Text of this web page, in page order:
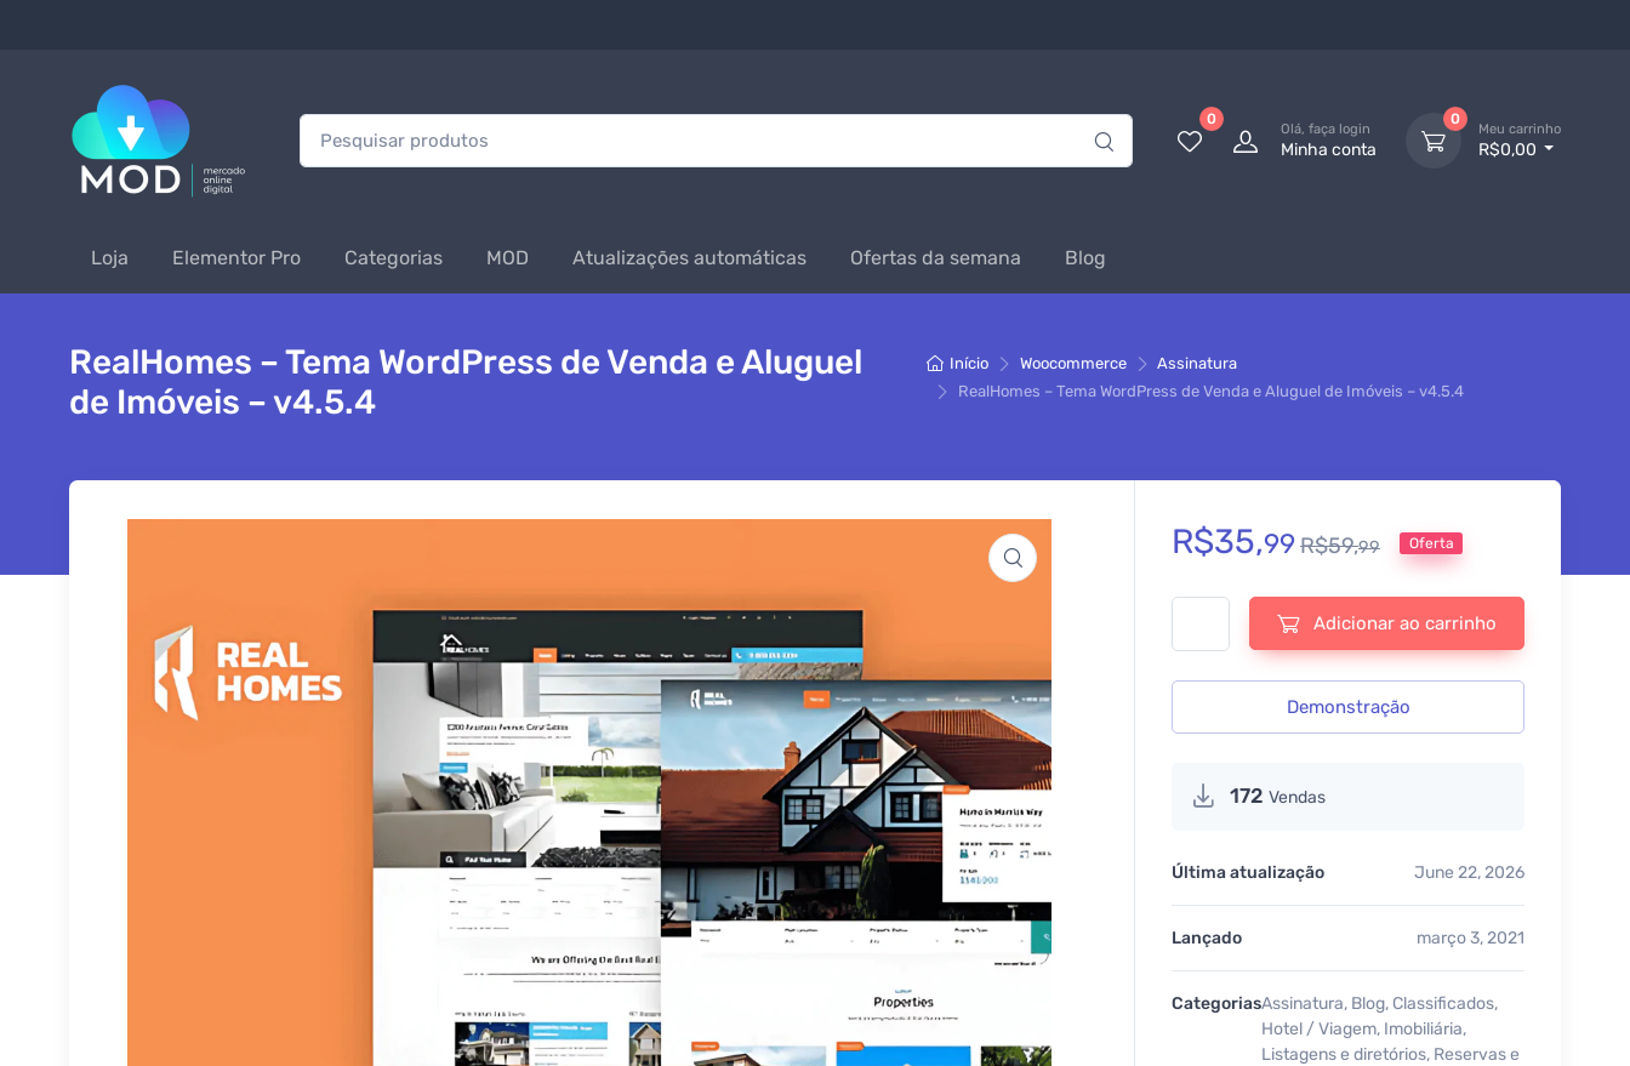
Procurar: 0
Olá, faça login
Minha conta
0
Meu carrinho
R$0,00
Loja Elementor Pro Categorias MOD Atualizações automáticas Ofertas da semana Blog
Início Woocommerce
Assinatura
RealHomes – Tema WordPress de Venda e Aluguel de Imóveis – v4.5.4
RealHomes – Tema WordPress de Venda e Aluguel
de Imóveis – v4.5.4
R$35,99R$59,99 Oferta
RealHomes - Tema WordPress de Venda e Aluguel de
Adicionar ao carrinho
Demonstração
172 Vendas
Última atualização June 22, 2026
Lançado março 3, 2021
CategoriasAssinatura, Blog, Classificados,
Hotel / Viagem, Imobiliária,
Listagens e diretórios, Reservas e